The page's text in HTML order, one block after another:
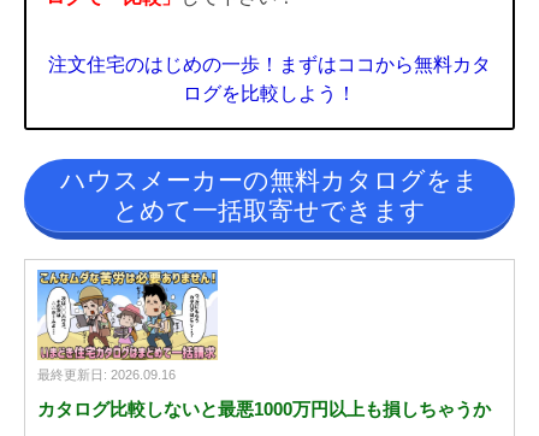
注文住宅のはじめの一歩！まずはココから無料カタ
ログを比較しよう！
ハウスメーカーの無料カタログをま
とめて一括取寄せできます
最終更新日: 2026.09.16
カタログ比較しないと最悪1000万円以上も損しちゃうか